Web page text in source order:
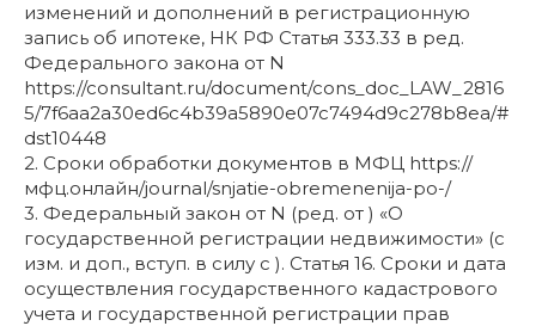
изменений и дополнений в регистрационную
запись об ипотеке, НК РФ Статья 333.33 в ред.
Федерального закона от N
https://consultant.ru/document/cons_doc_LAW_2816
5/7f6aa2a30ed6c4b39a5890e07c7494d9c278b8ea/#
dst10448
2. Сроки обработки документов в МФЦ https://
мфц.онлайн/journal/snjatie-obremenenija-po-/
3. Федеральный закон от N (ред. от ) «О
государственной регистрации недвижимости» (с
изм. и доп., вступ. в силу с ). Статья 16. Сроки и дата
осуществления государственного кадастрового
учета и государственной регистрации прав